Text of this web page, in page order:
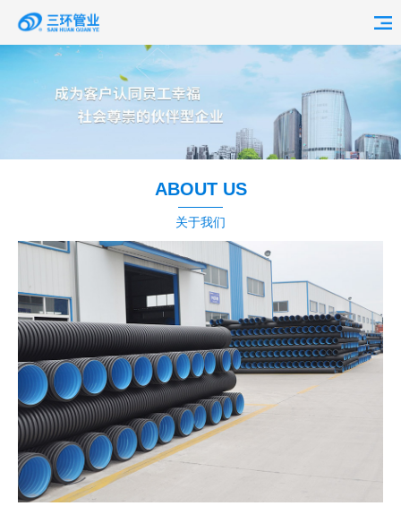
走进三环
产品中心
品牌中心
客户中心
联系我们
ABOUT US
关于我们